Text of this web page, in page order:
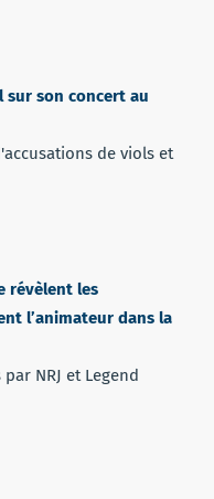
sur son concert au
de viols et
révèlent les
l’animateur dans la
NRJ et Legend